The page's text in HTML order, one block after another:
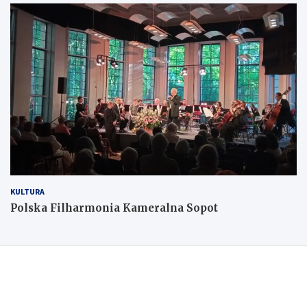
KULTURA
Polska Filharmonia Kameralna Sopot